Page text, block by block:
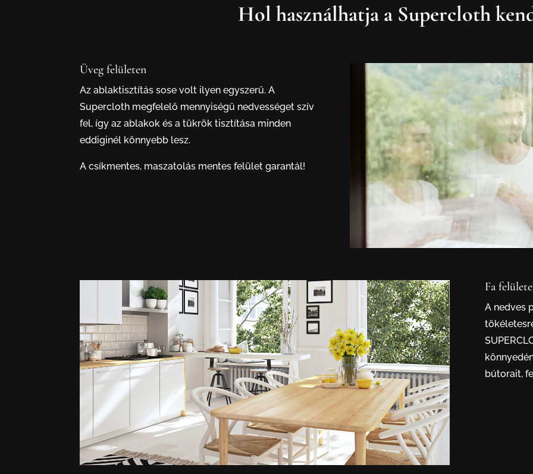
Hol használhatja a Supercloth
Üveg felületen
Az ablaktisztítás sose volt ilyen egyszerű. A
Supercloth megfelelő mennyiségű nedvességet szív
fel, így az ablakok és a tükrök tisztítása minden
eddiginél könnyebb lesz.
A csíkmentes, maszatolás mentes felület garantál!
Fa
A nedves
bútorait,